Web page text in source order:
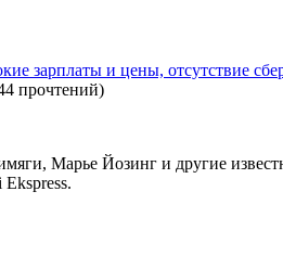
зарплаты и цены, отсутствие
прочтений)
Марье Йозинг и другие